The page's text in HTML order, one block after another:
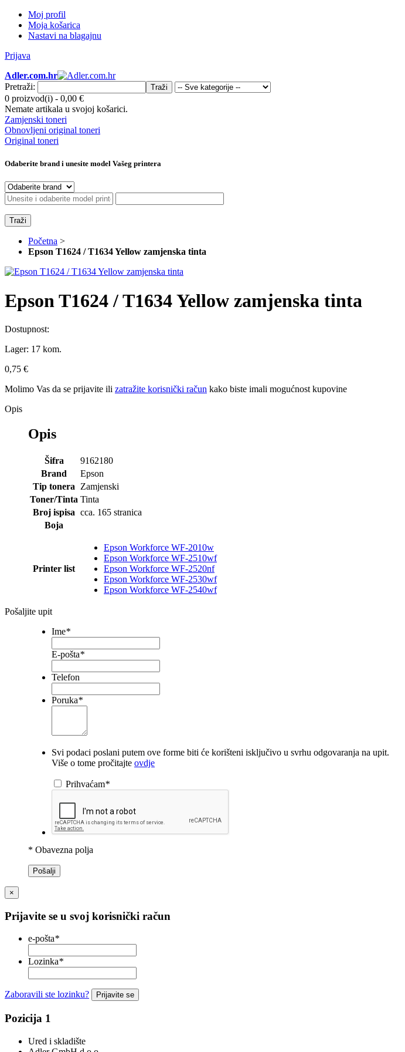
Moj profil
Moja košarica
Nastavi na blagajnu
Prijava
Adler.com.hr
Pretraži:
Traži
0 proizvod(i) - 0,00 €
Nemate artikala u svojoj košarici.
Zamjenski toneri
Obnovljeni original toneri
Original toneri
Odaberite brand i unesite model Vašeg printera
Traži
Početna >
Epson T1624 / T1634 Yellow zamjenska tinta
Epson T1624 / T1634 Yellow zamjenska tinta
Dostupnost:
Lager: 17 kom.
0,75 €
Molimo Vas da se prijavite ili zatražite korisnički račun kako biste imali mogućnost kupovine
Opis
Opis
Šifra
9162180
Brand
Epson
Tip tonera
Zamjenski
Toner/Tinta Tinta
Broj ispisa cca. 165 stranica
Boja
Printer list
Epson Workforce WF-2010w
Epson Workforce WF-2510wf
Epson Workforce WF-2520nf
Epson Workforce WF-2530wf
Epson Workforce WF-2540wf
Pošaljite upit
Ime*
E-pošta*
Telefon
Poruka*
Svi podaci poslani putem ove forme biti će korišteni isključivo u svrhu odgovaranja na upit.
Više o tome pročitajte ovdje
Prihvaćam*
* Obavezna polja
Pošalji
×
Prijavite se u svoj korisnički račun
e-pošta*
Lozinka*
Zaboravili ste lozinku? Prijavite se
Pozicija 1
Ured i skladište